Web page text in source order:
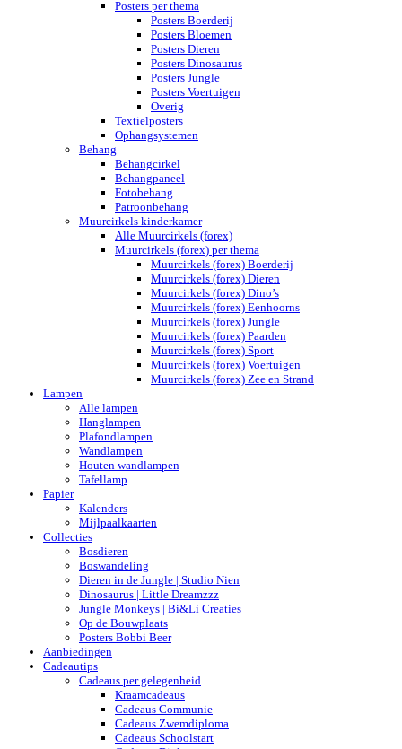
Posters per thema
Posters Boerderij
Posters Bloemen
Posters Dieren
Posters Dinosaurus
Posters Jungle
Posters Voertuigen
Overig
Textielposters
Ophangsystemen
Behang
Behangcirkel
Behangpaneel
Fotobehang
Patroonbehang
Muurcirkels kinderkamer
Alle Muurcirkels (forex)
Muurcirkels (forex) per thema
Muurcirkels (forex) Boerderij
Muurcirkels (forex) Dieren
Muurcirkels (forex) Dino’s
Muurcirkels (forex) Eenhoorns
Muurcirkels (forex) Jungle
Muurcirkels (forex) Paarden
Muurcirkels (forex) Sport
Muurcirkels (forex) Voertuigen
Muurcirkels (forex) Zee en Strand
Lampen
Alle lampen
Hanglampen
Plafondlampen
Wandlampen
Houten wandlampen
Tafellamp
Papier
Kalenders
Mijlpaalkaarten
Collecties
Bosdieren
Boswandeling
Dieren in de Jungle | Studio Nien
Dinosaurus | Little Dreamzzz
Jungle Monkeys | Bi&Li Creaties
Op de Bouwplaats
Posters Bobbi Beer
Aanbiedingen
Cadeautips
Cadeaus per gelegenheid
Kraamcadeaus
Cadeaus Communie
Cadeaus Zwemdiploma
Cadeaus Schoolstart